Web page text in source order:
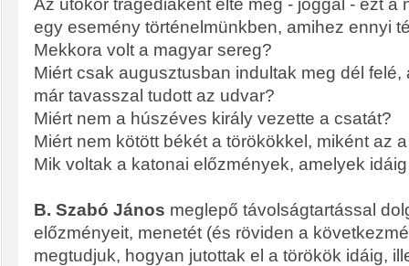
Az utókor tragédiaként élte meg - joggal - ezt a
egy esemény történelmünkben, amihez ennyi
Mekkora volt a magyar sereg?
Miért csak augusztusban indultak meg dél felé,
már tavasszal tudott az udvar?
Miért nem a húszéves király vezette a csatát?
Miért nem kötött békét a törökökkel, miként az
Mik voltak a katonai előzmények, amelyek
B. Szabó János meglepő távolságtartással
előzményeit, menetét (és röviden a
megtudjuk, hogyan jutottak el a törökök idáig,